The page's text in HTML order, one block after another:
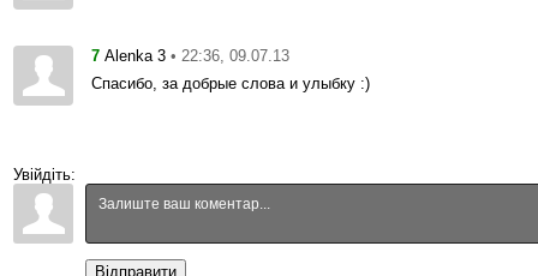
7 Alenka 3 • 22:36, 09.07.13
Спасибо, за добрые слова и улыбку :)
Увійдіть:
Відправити